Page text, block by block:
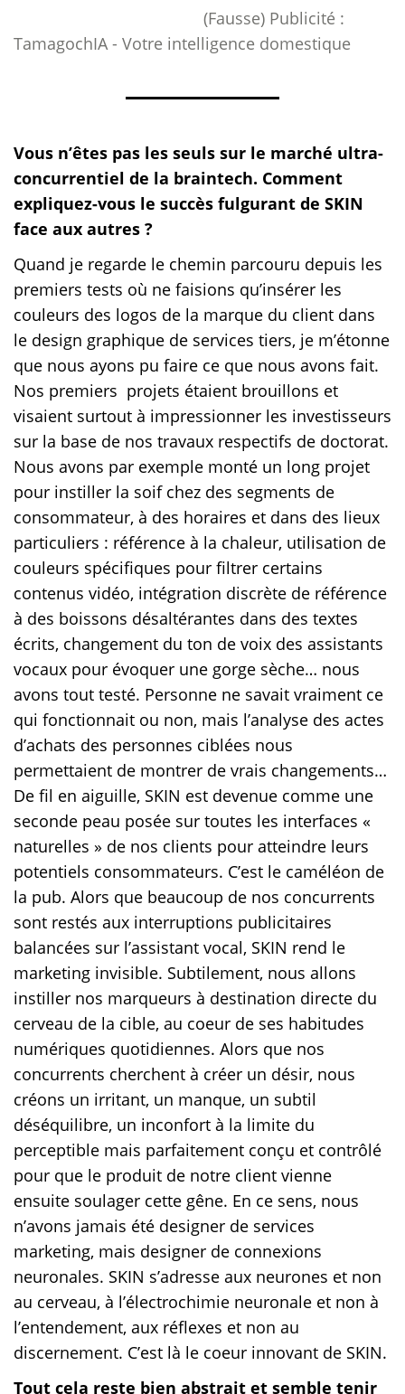
(Fausse) Publicité :
TamagochIA - Votre intelligence domestique
Vous n’êtes pas les seuls sur le marché ultra-
concurrentiel de la braintech. Comment
expliquez-vous le succès fulgurant de SKIN
face aux autres ?
Quand je regarde le chemin parcouru depuis les
premiers tests où ne faisions qu’insérer les
couleurs des logos de la marque du client dans
le design graphique de services tiers, je m’étonne
que nous ayons pu faire ce que nous avons fait.
Nos premiers projets étaient brouillons et
visaient surtout à impressionner les investisseurs
sur la base de nos travaux respectifs de doctorat.
Nous avons par exemple monté un long projet
pour instiller la soif chez des segments de
consommateur, à des horaires et dans des lieux
particuliers : référence à la chaleur, utilisation de
couleurs spécifiques pour filtrer certains
contenus vidéo, intégration discrète de référence
à des boissons désaltérantes dans des textes
écrits, changement du ton de voix des assistants
vocaux pour évoquer une gorge sèche… nous
avons tout testé. Personne ne savait vraiment ce
qui fonctionnait ou non, mais l’analyse des actes
d’achats des personnes ciblées nous
permettaient de montrer de vrais changements…
De fil en aiguille, SKIN est devenue comme une
seconde peau posée sur toutes les interfaces «
naturelles » de nos clients pour atteindre leurs
potentiels consommateurs. C’est le caméléon de
la pub. Alors que beaucoup de nos concurrents
sont restés aux interruptions publicitaires
balancées sur l’assistant vocal, SKIN rend le
marketing invisible. Subtilement, nous allons
instiller nos marqueurs à destination directe du
cerveau de la cible, au coeur de ses habitudes
numériques quotidiennes. Alors que nos
concurrents cherchent à créer un désir, nous
créons un irritant, un manque, un subtil
déséquilibre, un inconfort à la limite du
perceptible mais parfaitement conçu et contrôlé
pour que le produit de notre client vienne
ensuite soulager cette gêne. En ce sens, nous
n’avons jamais été designer de services
marketing, mais designer de connexions
neuronales. SKIN s’adresse aux neurones et non
au cerveau, à l’électrochimie neuronale et non à
l’entendement, aux réflexes et non au
discernement. C’est là le coeur innovant de SKIN.
Tout cela reste bien abstrait et semble tenir